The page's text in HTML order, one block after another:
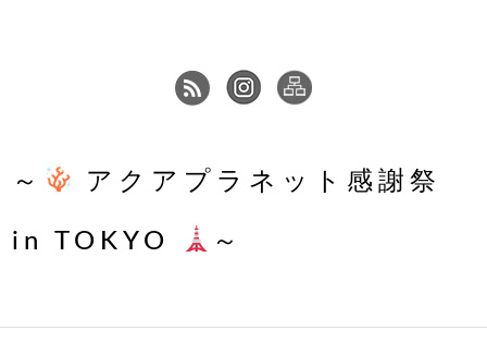
～ アクアプラネット感謝祭
in TOKYO ～